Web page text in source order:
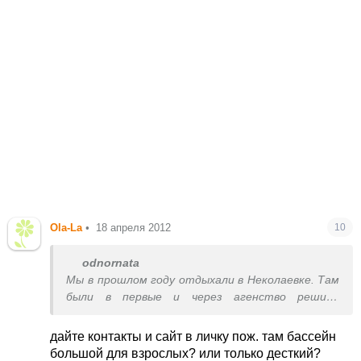
Ola-La • 18 апреля 2012 10
odnornata
Мы в прошлом году отдыхали в Неколаевке. Там
были в первые и через агенство решили
посоветували новый только что открытый
гостевой дом ВИКТОРИЯ. Нам очень
дайте контакты и сайт в личку пож. там бассейн
большой для взрослых? или только десткий?